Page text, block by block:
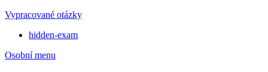
Vypracované otázky
hidden-exam
Osobní menu